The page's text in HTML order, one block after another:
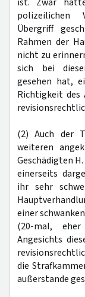
polizeilichen
Übergriff
Rahmen der
nicht zu
sich bei
gesehen hat,
Richtigkeit des
(2) Auch der
weiteren
Geschädigten
einerseits
ihr sehr
einer
(20-mal,
Angesichts
die
außerstande